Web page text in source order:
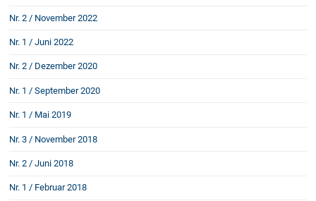
Dr. Roland Piccolruaz †
Mag. Raphaela Klotz
Rechtsnews
Publikationen
Nr. 2 / November 2022
Nr. 1 / Juni 2022
Nr. 2 / Dezember 2020
Nr. 1 / September 2020
Nr. 1 / Mai 2019
Nr. 3 / November 2018
Nr. 2 / Juni 2018
Nr. 1 / Februar 2018